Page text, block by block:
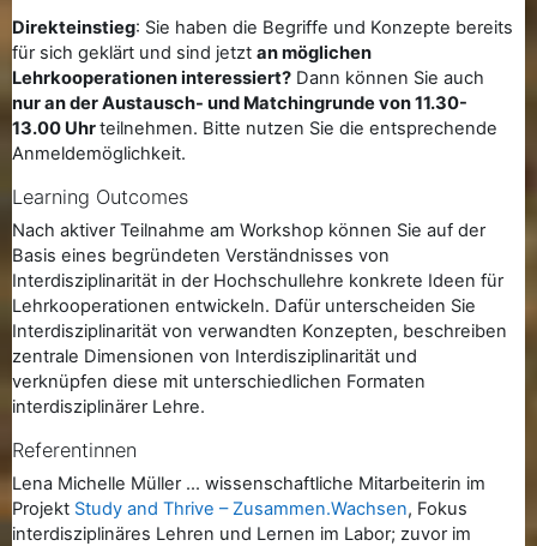
Direkteinstieg: Sie haben die Begriffe und Konzepte bereits
für sich geklärt und sind jetzt an möglichen
Lehrkooperationen interessiert? Dann können Sie auch
nur an der Austausch- und Matchingrunde von 11.30-
13.00 Uhrteilnehmen. Bitte nutzen Sie die entsprechende
Anmeldemöglichkeit.
Learning Outcomes
Nach aktiver Teilnahme am Workshop können Sie auf der
Basis eines begründeten Verständnisses von
Interdisziplinarität in der Hochschullehre konkrete Ideen für
Lehrkooperationen entwickeln. Dafür unterscheiden Sie
Interdisziplinarität von verwandten Konzepten, beschreiben
zentrale Dimensionen von Interdisziplinarität und
verknüpfen diese mit unterschiedlichen Formaten
interdisziplinärer Lehre.
Referentinnen
Lena Michelle Müller ... wissenschaftliche Mitarbeiterin im
Projekt Study and Thrive – Zusammen.Wachsen, Fokus
interdisziplinäres Lehren und Lernen im Labor; zuvor im